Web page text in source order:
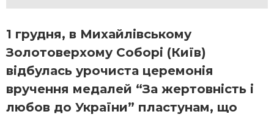
1 грудня, в Михайлівському
Золотоверхому Соборі (Київ)
відбулась урочиста церемонія
вручення медалей “За жертовність і
любов до України” пластунам, що